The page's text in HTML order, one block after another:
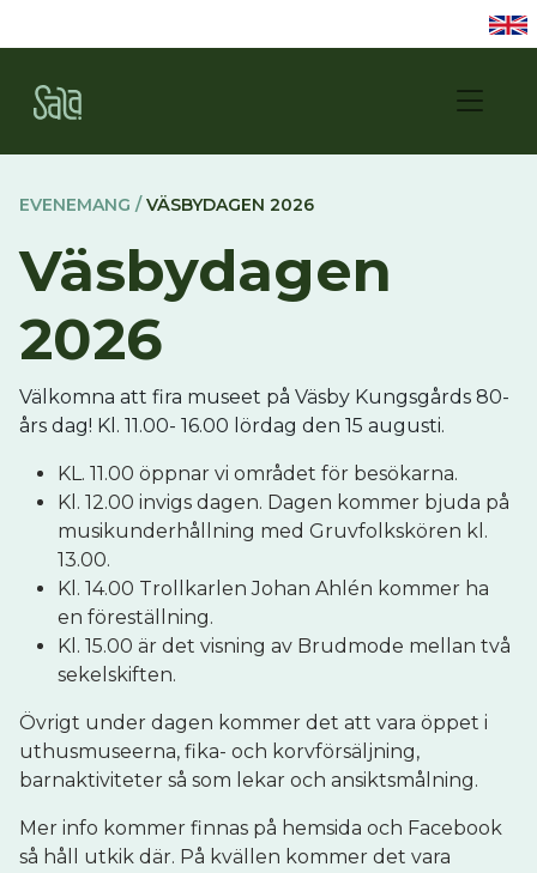
EVENEMANG / VÄSBYDAGEN 2026
Väsbydagen
2026
Välkomna att fira museet på Väsby Kungsgårds 80-
års dag! Kl. 11.00- 16.00 lördag den 15 augusti.
KL. 11.00 öppnar vi området för besökarna.
Kl. 12.00 invigs dagen. Dagen kommer bjuda på
musikunderhållning med Gruvfolkskören kl.
13.00.
Kl. 14.00 Trollkarlen Johan Ahlén kommer ha
en föreställning.
Kl. 15.00 är det visning av Brudmode mellan två
sekelskiften.
Övrigt under dagen kommer det att vara öppet i
uthusmuseerna, fika- och korvförsäljning,
barnaktiviteter så som lekar och ansiktsmålning.
Mer info kommer finnas på hemsida och Facebook
så håll utkik där. På kvällen kommer det vara